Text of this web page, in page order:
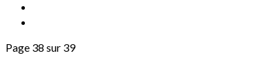
Page 38 sur 39